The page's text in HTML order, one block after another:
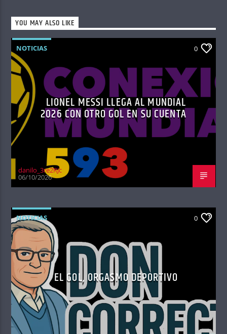
YOU MAY ALSO LIKE
NOTICIAS 0
LIONEL MESSI LLEGA AL MUNDIAL
2026 CON OTRO GOL EN SU CUENTA
danilo_3re2RJc
06/10/2026
NOTICIAS 0
EL GOL, ORGASMO DEPORTIVO